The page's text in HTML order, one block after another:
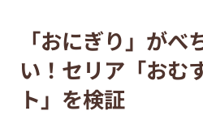
「おにぎり」がべ
い！セリア「おむ
ト」を検証